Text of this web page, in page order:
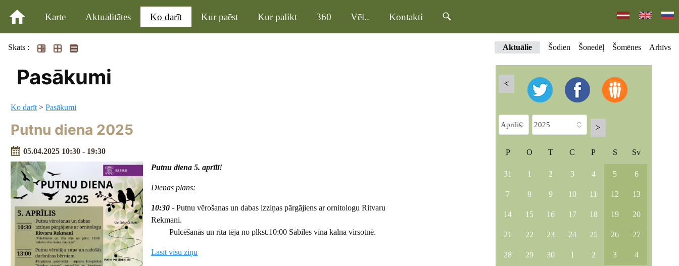
Karte Aktualitātes Ko darīt Kur paēst Kur palikt 360 Vēl.. Kontakti
Skats : Aktuālie Šodien Šonedēļ Šomēnes Arhīvs
Pasākumi
Ko darīt >Pasākumi
Putnu diena 2025
05.04.2025 10:30 - 19:30
Putnu diena 5. aprīlī!
Dienas plāns:
10:30 - Putnu vērošanas un dabas izziņas pārgājiens ar ornitologu Ritvaru
Rekmani.
Pulcēšanās un rīta tēja no plkst.10:00 Sabiles vīna kalna virsotnē.
Lasīt visu ziņu
<
>
P O T C P S Sv
31 1 2 3 4 5 6
7 8 9 10 11 12 13
14 15 16 17 18 19 20
21 22 23 24 25 26 27
28 29 30 1 2 3 4